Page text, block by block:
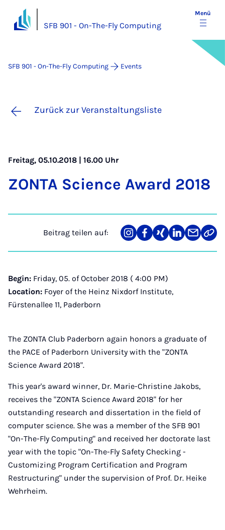
SFB 901 - On-The-Fly Computing
Menü
SFB 901 - On-The-Fly Computing Events
Zurück zur Veranstaltungsliste
Freitag, 05.10.2018 | 16.00 Uhr
ZON­TA Sci­ence Award 2018
Beitrag teilen auf:
Teilen
auf
Teilen
auf
Teilen
auf
Teilen
auf
Teilen
über
Link
Begin: Friday, 05. of October 2018 ( 4:00 PM)
Location: Foyer of the Heinz Nixdorf Institute,
Fürstenallee 11, Paderborn
The ZONTA Club Paderborn again honors a graduate of
the PACE of Paderborn University with the "ZONTA
Science Award 2018".
This year's award winner, Dr. Marie-Christine Jakobs,
receives the "ZONTA Science Award 2018" for her
outstanding research and dissertation in the field of
computer science. She was a member of the SFB 901
"On-The-Fly Computing" and received her doctorate last
year with the topic "On-The-Fly Safety Checking -
Customizing Program Certification and Program
Restructuring" under the supervision of Prof. Dr. Heike
Wehrheim.